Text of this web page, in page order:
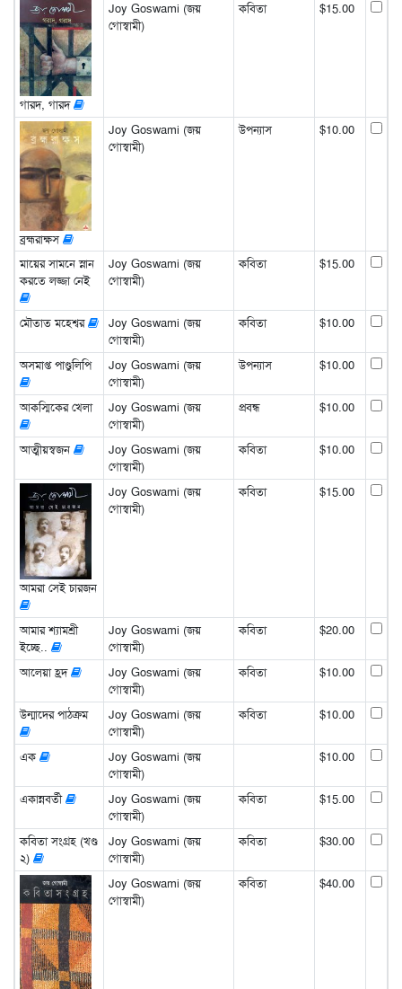
গারদ, গারদ
Joy Goswami (জয়
গোস্বামী)
কবিতা $15.00
ব্রহ্মরাক্ষস
Joy Goswami (জয়
গোস্বামী)
উপন্যাস $10.00
মায়ের সামনে স্নান
করতে লজ্জা নেই
Joy Goswami (জয়
গোস্বামী)
কবিতা $15.00
মৌতাত মহেশ্বর
Joy Goswami (জয়
গোস্বামী)
কবিতা $10.00
অসমাপ্ত পাণ্ডুলিপি
Joy Goswami (জয়
গোস্বামী)
উপন্যাস $10.00
আকস্মিকের খেলা
Joy Goswami (জয়
গোস্বামী)
প্রবন্ধ $10.00
আত্মীয়স্বজন
Joy Goswami (জয়
গোস্বামী)
কবিতা $10.00
আমরা সেই চারজন
Joy Goswami (জয়
গোস্বামী)
কবিতা $15.00
আমার শ্যামশ্রী
ইচ্ছে..
Joy Goswami (জয়
গোস্বামী)
কবিতা $20.00
আলেয়া হ্রদ
Joy Goswami (জয়
গোস্বামী)
কবিতা $10.00
উন্মাদের পাঠক্রম
Joy Goswami (জয়
গোস্বামী)
কবিতা $10.00
এক
Joy Goswami (জয়
গোস্বামী)
$10.00
একান্নবর্তী
Joy Goswami (জয়
গোস্বামী)
কবিতা $15.00
কবিতা সংগ্রহ (খণ্ড
২)
Joy Goswami (জয়
গোস্বামী)
কবিতা $30.00
Joy Goswami (জয়
গোস্বামী)
কবিতা $40.00